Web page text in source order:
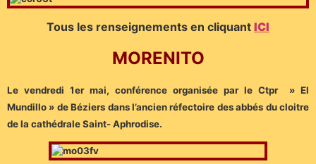
Tous les renseignements en cliquant ICI
MORENITO
Le vendredi 1er mai, conférence organisée par le Ctpr » El
Mundillo » de Béziers dans l’ancien réfectoire des abbés du cloitre
de la cathédrale Saint- Aphrodise.